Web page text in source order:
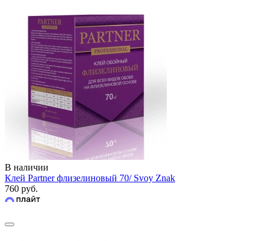
В наличии
Клей Partner флизелиновый 70/ Svoy Znak
760 руб.